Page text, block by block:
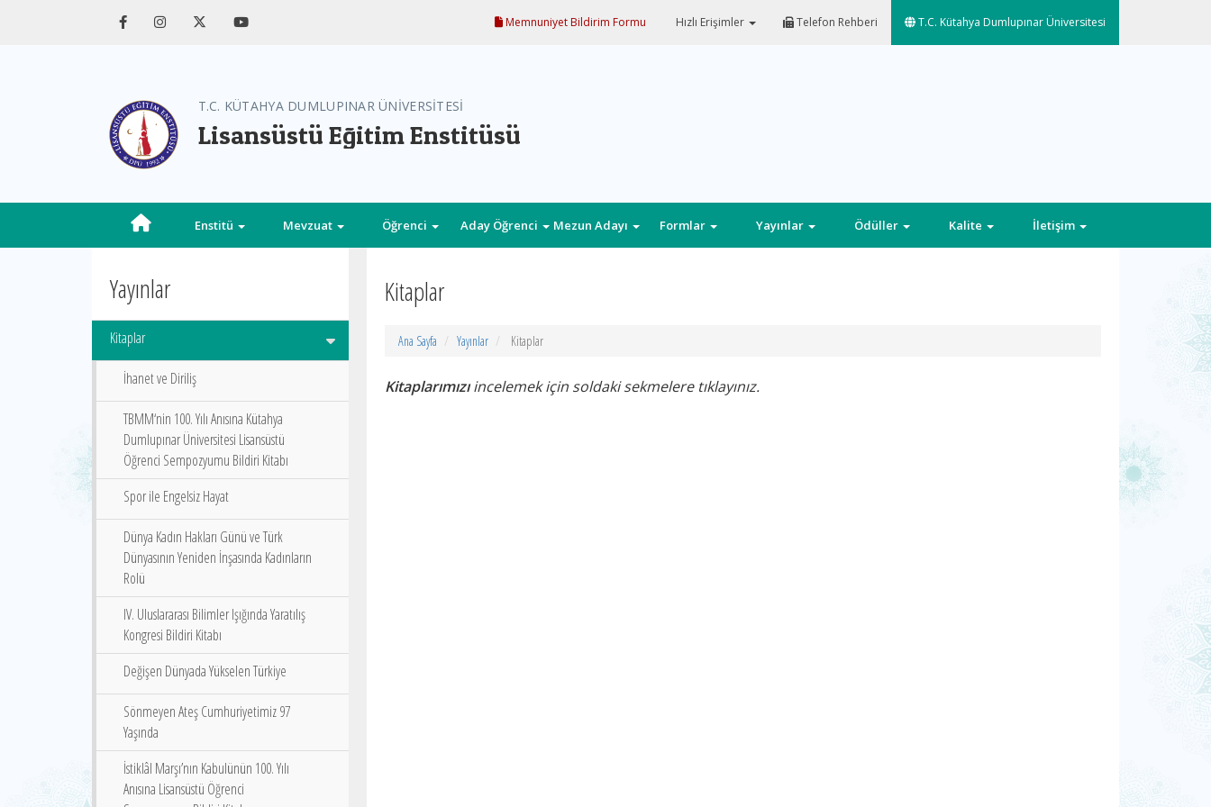
Memnuniyet Bildirim Formu Hızlı Erişimler Telefon Rehberi T.C. Kütahya Dumlupınar Üniversitesi
T.C. KÜTAHYA DUMLUPINAR ÜNİVERSİTESİ
Lisansüstü Eğitim Enstitüsü
Enstitü Mevzuat Öğrenci Aday Öğrenci Mezun Adayı Formlar Yayınlar Ödüller Kalite İletişim
Yayınlar
Kitaplar
İhanet ve Diriliş
TBMM‘nin 100. Yılı Anısına Kütahya
Dumlupınar Üniversitesi Lisansüstü
Öğrenci Sempozyumu Bildiri Kitabı
Spor ile Engelsiz Hayat
Dünya Kadın Hakları Günü ve Türk
Dünyasının Yeniden İnşasında Kadınların
Rolü
IV. Uluslararası Bilimler Işığında Yaratılış
Kongresi Bildiri Kitabı
Değişen Dünyada Yükselen Türkiye
Sönmeyen Ateş Cumhuriyetimiz 97
Yaşında
İstiklâl Marşı’nın Kabulünün 100. Yılı
Anısına Lisansüstü Öğrenci
Kitaplar
Ana Sayfa Yayınlar Kitaplar
Kitaplarımızıincelemek için soldaki sekmelere tıklayınız.